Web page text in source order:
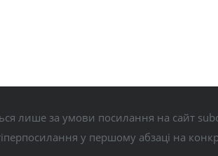
лише за умови посилання на сайт
у першому абзаці на